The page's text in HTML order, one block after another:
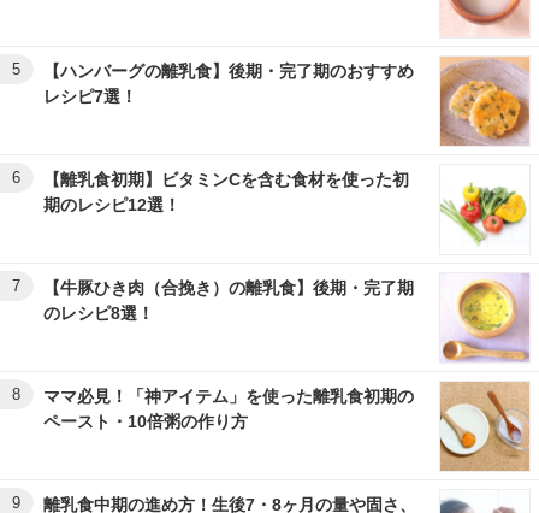
5
【ハンバーグの離乳食】後期・完了期のおすすめ
レシピ7選！
6
【離乳食初期】ビタミンCを含む食材を使った初
期のレシピ12選！
7
【牛豚ひき肉（合挽き）の離乳食】後期・完了期
のレシピ8選！
8
ママ必見！「神アイテム」を使った離乳食初期の
ペースト・10倍粥の作り方
9
離乳食中期の進め方！生後7・8ヶ月の量や固さ、